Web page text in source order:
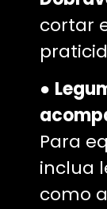
cortar
●
Para
inclua
como